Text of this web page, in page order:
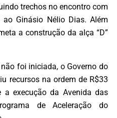
trechos no encontro com
Ginásio Nélio Dias. Além
a construção da alça “D”
foi iniciada, o Governo do
recursos na ordem de R$33
execução da Avenida das
de Aceleração do